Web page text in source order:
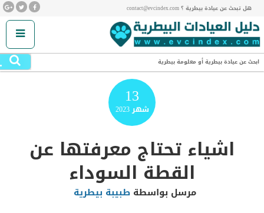
هل تبحث عن عيادة بيطرية ؟ contact@evcindex.com
ابحث عن عيادة بيطرية أو معلومة بيطرية
13
شهر2023
اشياء تحتاج معرفتها عن
القطة السوداء
مرسل بواسطة طبيبة بيطرية